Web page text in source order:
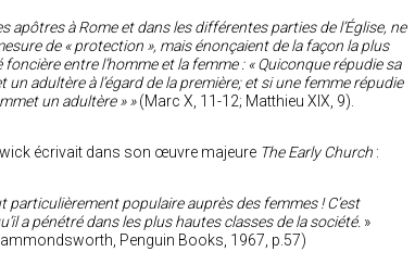
apôtres à Rome et dans les différentes parties de l’Église, ne
de « protection », mais énonçaient de la façon la plus
entre l’homme et la femme : « Quiconque répudie sa
adultère à l’égard de la première; et si une femme répudie
un adultère » »(Marc X, 11-12; Matthieu XIX, 9).
écrivait dans son œuvre majeure The Early Church :
particulièrement populaire auprès des femmes ! C’est
a pénétré dans les plus hautes classes de la société. »
Penguin Books, 1967, p.57)